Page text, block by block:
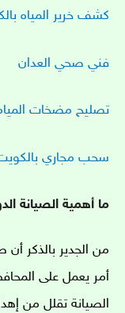
كشف خرير المياه
فني صحي العدان
تصليح مضخات
سحب مجاري
ما أهمية الصيانة
من الجدير بالذكر
أمر يعمل على
الصيانة تقلل من